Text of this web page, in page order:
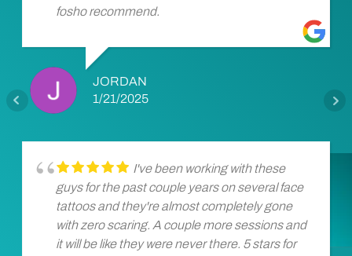
fosho recommend.
JORDAN
1/21/2025
I've been working with these
guys for the past couple years on several face
tattoos and they're almost completely gone
with zero scaring. A couple more sessions and
it will be like they were never there. 5 stars for